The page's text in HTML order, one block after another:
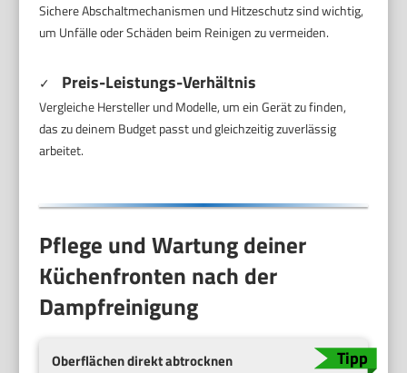
Sichere Abschaltmechanismen und Hitzeschutz sind wichtig,
um Unfälle oder Schäden beim Reinigen zu vermeiden.
✓ Preis-Leistungs-Verhältnis
Vergleiche Hersteller und Modelle, um ein Gerät zu finden,
das zu deinem Budget passt und gleichzeitig zuverlässig
arbeitet.
Pflege und Wartung deiner
Küchenfronten nach der
Dampfreinigung
Oberflächen direkt abtrocknen